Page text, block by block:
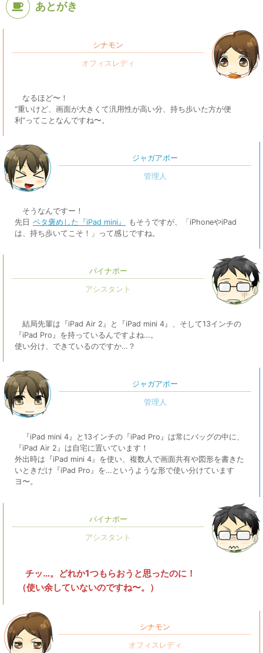
あとがき
シナモン
なるほど〜！
“重いけど、画面が大きくて汎用性が高い分、持ち歩いた方が便
利”ってことなんですね〜。
ジャガアポー
そうなんですー！
先日 ベタ褒めした『iPad mini』
もそうですが、「iPhoneやiPad
は、持ち歩いてこそ！」って感じですね。
パイナポー
結局先輩は『iPad Air 2』と『iPad mini 4』、そして13インチの
『iPad Pro』を持っているんですよね…。
使い分け、できているのですか…？
ジャガアポー
『iPad mini 4』と13インチの『iPad Pro』は常にバッグの中に、
『iPad Air 2』は自宅に置いています！
外出時は『iPad mini 4』を使い、複数人で画面共有や図形を書きた
いときだけ『iPad Pro』を…というような形で使い分けています
ヨ〜。
パイナポー
チッ…。どれか1つもらおうと思ったのに！
（使い余していないのですね〜。）
シナモン